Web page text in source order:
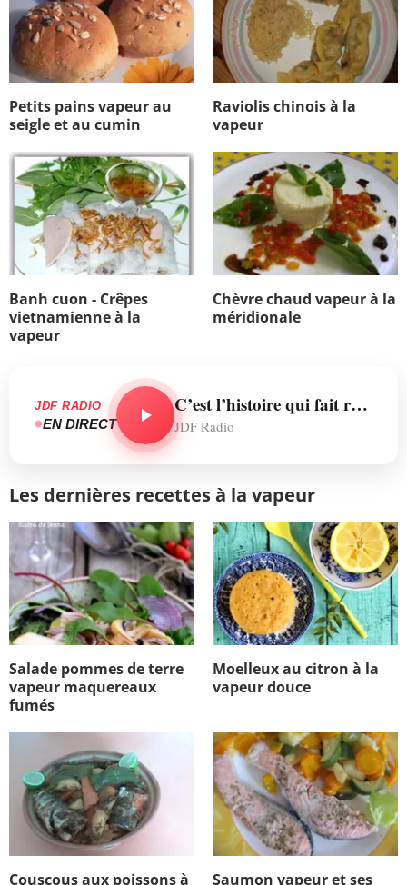
Petits pains vapeur au
seigle et au cumin
Raviolis chinois à la
vapeur
Banh cuon - Crêpes
vietnamienne à la
vapeur
Chèvre chaud vapeur à la
méridionale
JDF RADIO
EN DIRECT
C’est l’histoire qui fait rêver les chineurs.
JDF Radio
Les dernières recettes à la vapeur
Salade pommes de terre
vapeur maquereaux
fumés
Moelleux au citron à la
vapeur douce
Couscous aux poissons à Saumon vapeur et ses